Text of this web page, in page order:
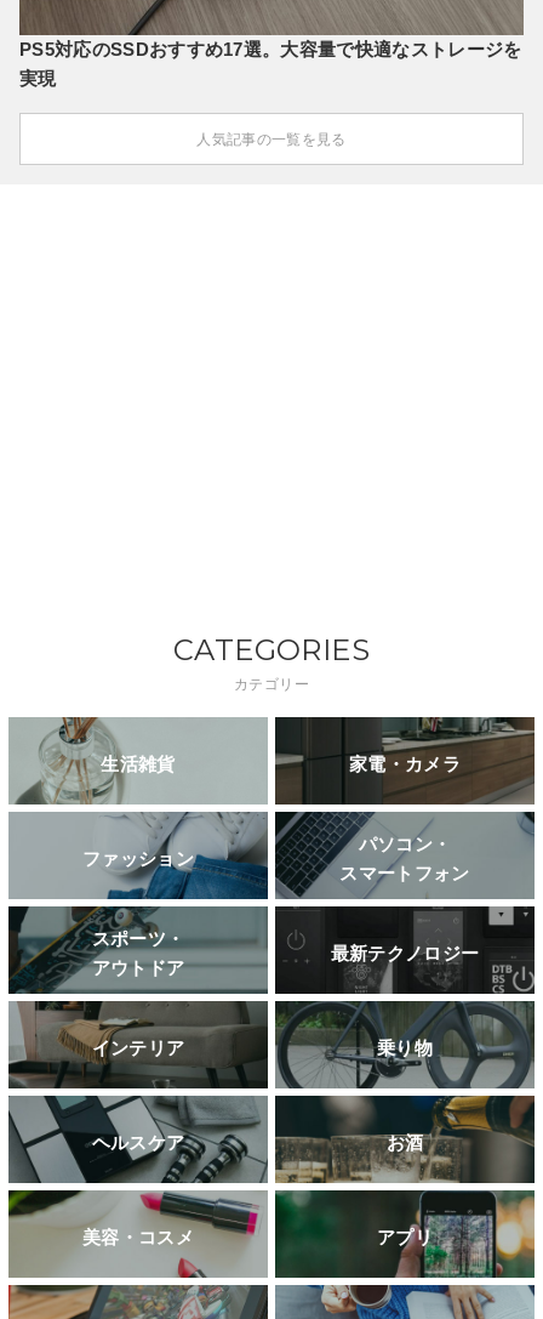
PS5対応のSSDおすすめ17選。大容量で快適なストレージを
実現
人気記事の一覧を見る
CATEGORIES
カテゴリー
生活雑貨 家電・カメラ
ファッション
パソコン・
スマートフォン
スポーツ・
アウトドア
最新テクノロジー
インテリア 乗り物
ヘルスケア お酒
美容・コスメ アプリ